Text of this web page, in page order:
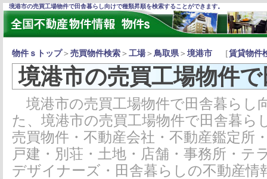
境港市の売買工場物件で田舎暮らし向けで種類昇順を検索することができます。
物件ｓトップ＞ 売買物件検索 ＞ 工場 ＞ 鳥取県＞ 境港市 ［賃貸物件
境港市の売買工場物件
境港市の売買工場物件で田舎暮らし
た、境港市の売買工場物件で田舎暮ら
売買物件・不動産会社・不動産鑑定所
戸建・別荘・土地・店舗・事務所・
デザイナーズ・田舎暮らしの不動産